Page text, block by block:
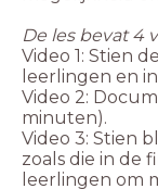
Video 1: Stien
leerlingen en
Video 2:
minuten).
Video 3: Stien
zoals die in de